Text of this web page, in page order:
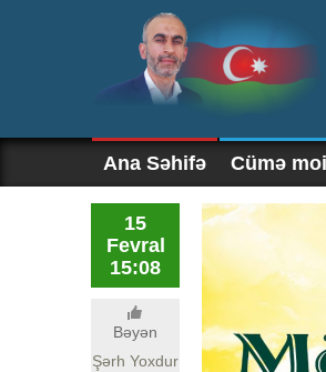
Ana Səhifə Cümə
15
Fevral
15:08
Bəyən
Şərh Yoxdur